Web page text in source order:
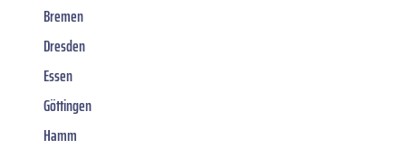
Bremen
Dresden
Essen
Göttingen
Hamm